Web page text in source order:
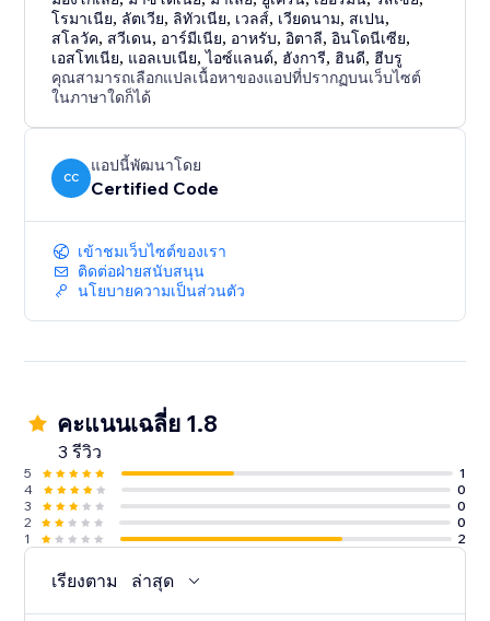
โรมาเนีย, ลัตเวีย, ลิทัวเนีย, เวลส์, เวียดนาม, สเปน,
สโลวัค, สวีเดน, อาร์มีเนีย, อาหรับ,อิตาลี,อินโดนีเซีย,
เอสโทเนีย, แอลเบเนีย,ไอซ์แลนด์, ฮังการี, ฮินดี, ฮีบรู
คุณสามารถเลือกแปลเนื้อหาของแอปที่ปรากฏบนเว็บไซต์
ในภาษาใดก็ได้
CC
แอปนี้พัฒนาโดย
Certified Code
เข้าชมเว็บไซต์ของเรา
ติดต่อฝ่ายสนับสนุน
นโยบายความเป็นส่วนตัว
คะแนนเฉลี่ย 1.8
3 รีวิว
5
1
4
0
3
0
2
0
1
2
เรียงตาม ล่าสุด